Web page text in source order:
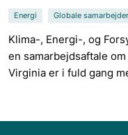
Energi Globale samarbejder
Klima-, Energi-, og
en samarbejdsaftale
Virginia er i fuld gang